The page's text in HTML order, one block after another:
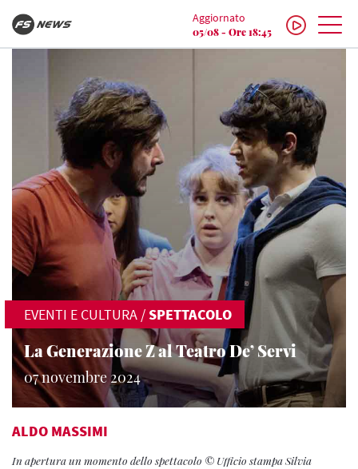
Aggiornato
05/08 - Ore 18:45
EVENTI E CULTURA /SPETTACOLO
La Generazione Z al Teatro De’ Servi
07 novembre 2024
ALDO MASSIMI
In apertura un momento dello spettacolo © Ufficio stampa Silvia